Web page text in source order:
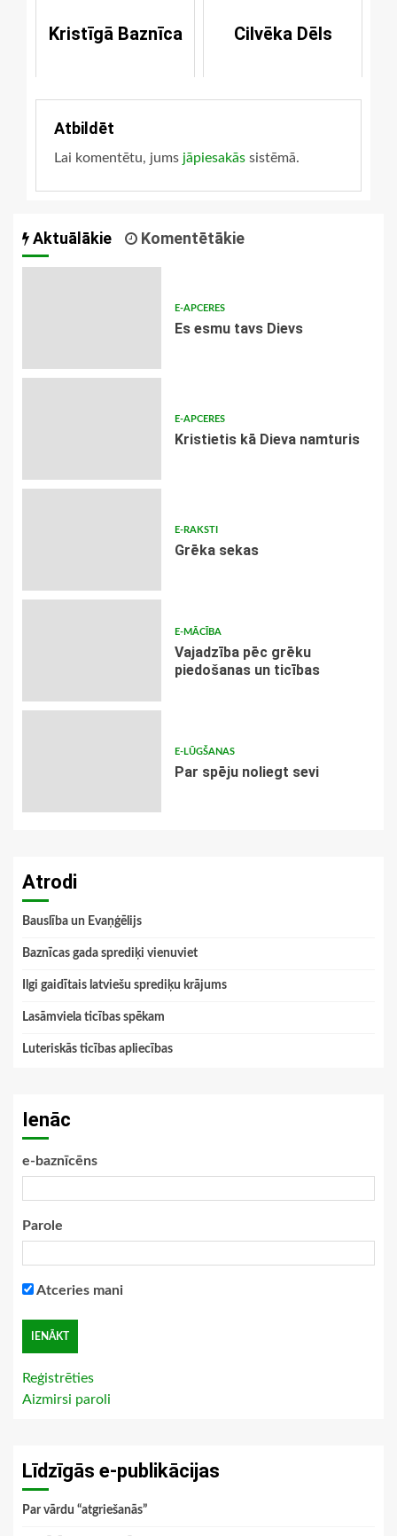
Kristīgā Baznīca Cilvēka Dēls
Atbildēt
Lai komentētu, jums jāpiesakās sistēmā.
Aktuālākie Komentētākie
E-APCERES
Es esmu tavs Dievs
E-APCERES
Kristietis kā Dieva namturis
E-RAKSTI
Grēka sekas
E-MĀCĪBA
Vajadzība pēc grēku
piedošanas un ticības
E-LŪGŠANAS
Par spēju noliegt sevi
Atrodi
Bauslība un Evaņģēlijs
Baznīcas gada sprediķi vienuviet
Ilgi gaidītais latviešu sprediķu krājums
Lasāmviela ticības spēkam
Luteriskās ticības apliecības
Ienāc
e-baznīcēns
Parole
Atceries mani
Reģistrēties
Aizmirsi paroli
Līdzīgās e-publikācijas
Par vārdu “atgriešanās”